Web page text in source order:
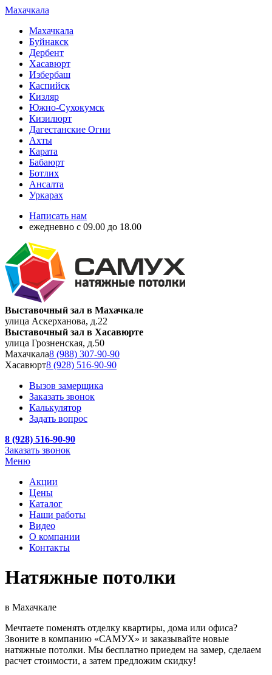
Махачкала
Махачкала
Буйнакск
Дербент
Хасавюрт
Избербаш
Каспийск
Кизляр
Южно-Сухокумск
Кизилюрт
Дагестанские Огни
Ахты
Карата
Бабаюрт
Ботлих
Ансалта
Уркарах
Написать нам
ежедневно с 09.00 до 18.00
Выставочный зал в Махачкале
улица Аскерханова, д.22
Выставочный зал в Хасавюрте
улица Грозненская, д.50
Махачкала8 (988) 307-90-90
Хасавюрт8 (928) 516-90-90
Вызов замерщика
Заказать звонок
Калькулятор
Задать вопрос
8 (928) 516-90-90
Заказать звонок
Меню
Акции
Цены
Каталог
Наши работы
Видео
О компании
Контакты
Натяжные потолки
в Махачкале
Мечтаете поменять отделку квартиры, дома или офиса?
Звоните в компанию «САМУХ» и заказывайте новые
натяжные потолки. Мы бесплатно приедем на замер, сделаем
расчет стоимости, а затем предложим скидку!